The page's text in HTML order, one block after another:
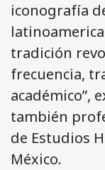
iconografía
tradición
frecuencia,
académico”,
también
de Estudios
México.